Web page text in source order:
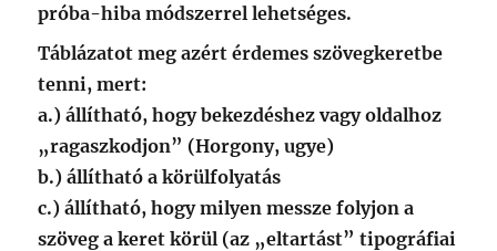
próba-hiba módszerrel lehetséges.
Táblázatot meg azért érdemes szövegkeretbe
tenni, mert:
a.) állítható, hogy bekezdéshez vagy oldalhoz
„ragaszkodjon” (Horgony, ugye)
b.) állítható a körülfolyatás
c.) állítható, hogy milyen messze folyjon a
szöveg a keret körül (az „eltartást” tipográfiai